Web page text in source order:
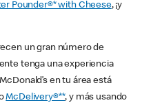
Pounder®* with Cheese, ¡y
un gran número de
tenga una experiencia
en tu área está
McDelivery®**, y más usando